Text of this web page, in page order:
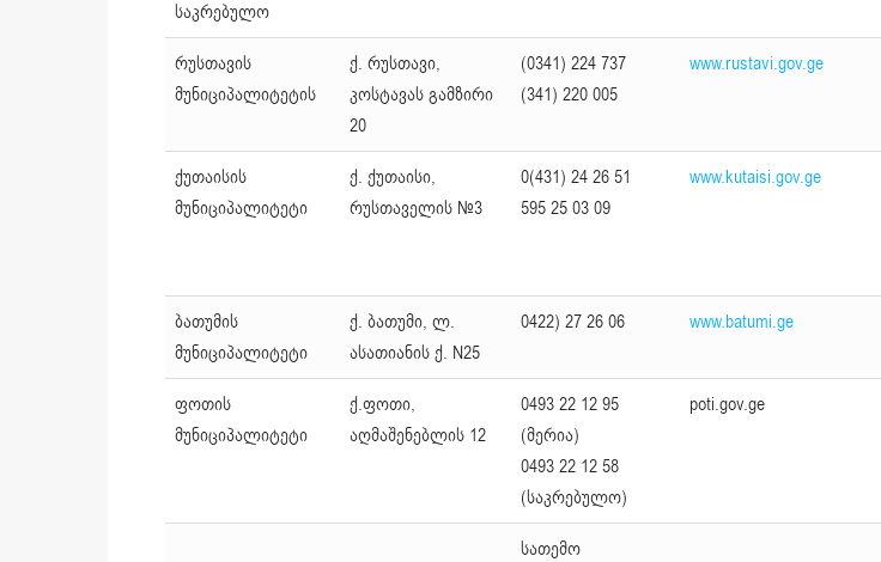
საკრებულო
რუსთავის
მუნიციპალიტეტის
ქ. რუსთავი,
კოსტავას გამზირი
20
(0341) 224 737
(341) 220 005
www.rustavi.gov.ge
ქუთაისის
მუნიციპალიტეტი
ქ. ქუთაისი,
რუსთაველის №3
0(431) 24 26 51
595 25 03 09
www.kutaisi.gov.ge
ბათუმის
მუნიციპალიტეტი
ქ. ბათუმი, ლ.
ასათიანის ქ. N25
0422) 27 26 06 www.batumi.ge
ფოთის
მუნიციპალიტეტი
ქ.ფოთი,
აღმაშენებლის 12
0493 22 12 95
(მერია)
0493 22 12 58
(საკრებულო)
poti.gov.ge
სათემო